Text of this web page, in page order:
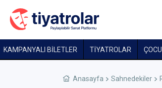
KAMPANYALI BİLETLER TİYATROLAR
Anasayfa Sahnedekiler